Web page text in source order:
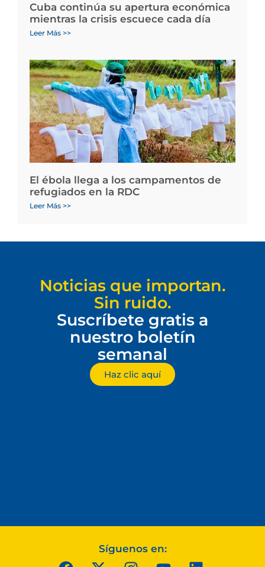
Cuba continúa su apertura económica
mientras la crisis escuece cada día
Leer Más >>
El ébola llega a los campamentos de
refugiados en la RDC
Leer Más >>
Noticias que importan.
Sin ruido.
Suscríbete gratis a
nuestro boletín
semanal
Haz clic aquí
Síguenos en: